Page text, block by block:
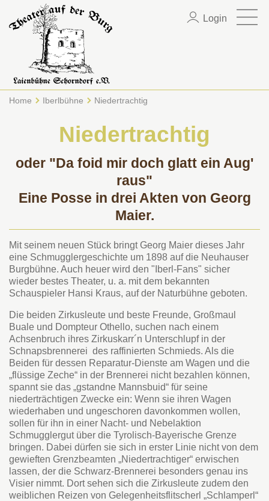
Login
Home Iberlbühne Niedertrachtig
Niedertrachtig
oder "Da foid mir doch glatt ein Aug'
raus"
Eine Posse in drei Akten von Georg
Maier.
Mit seinem neuen Stück bringt Georg Maier dieses Jahr
eine Schmugglergeschichte um 1898 auf die Neuhauser
Burgbühne. Auch heuer wird den "Iberl-Fans" sicher
wieder bestes Theater, u. a. mit dem bekannten
Schauspieler Hansi Kraus, auf der Naturbühne geboten.
Die beiden Zirkusleute und beste Freunde, Großmaul
Buale und Dompteur Othello, suchen nach einem
Achsenbruch ihres Zirkuskarr´n Unterschlupf in der
Schnapsbrennerei des raffinierten Schmieds. Als die
Beiden für dessen Reparatur-Dienste am Wagen und die
„flüssige Zeche“ in der Brennerei nicht bezahlen können,
spannt sie das „gstandne Mannsbuid“ für seine
niederträchtigen Zwecke ein: Wenn sie ihren Wagen
wiederhaben und ungeschoren davonkommen wollen,
sollen für ihn in einer Nacht- und Nebelaktion
Schmugglergut über die Tyrolisch-Bayerische Grenze
bringen. Dabei dürfen sie sich in erster Linie nicht von dem
gewieften Grenzbeamten „Niedertrachtiger“ erwischen
lassen, der die Schwarz-Brennerei besonders genau ins
Visier nimmt. Dort sehen sich die Zirkusleute zudem den
weiblichen Reizen von Gelegenheitsflitscherl „Schlamperl“